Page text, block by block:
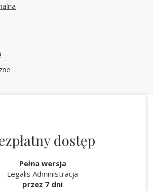
dostęp
Pełna wersja
Legalis Administracja
przez 7 dni